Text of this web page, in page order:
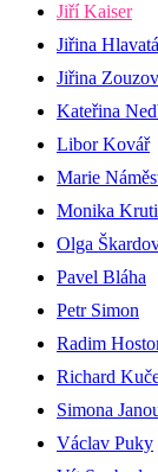
Jiří Kaiser
Jiřina Hlavatá
Jiřina
Kateřina
Libor Kovář
Marie
Monika
Olga
Pavel Bláha
Petr Simon
Radim
Richard
Simona
Václav Puky